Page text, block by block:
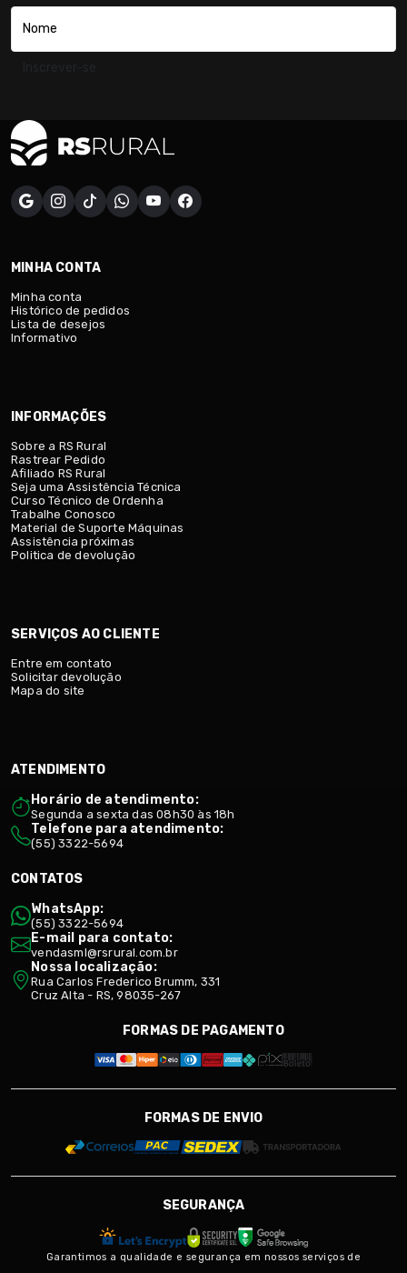
MINHA CONTA
Minha conta
Histórico de pedidos
Lista de desejos
Informativo
INFORMAÇÕES
Sobre a RS Rural
Rastrear Pedido
Afiliado RS Rural
Seja uma Assistência Técnica
Curso Técnico de Ordenha
Trabalhe Conosco
Material de Suporte Máquinas
Assistência próximas
Politica de devolução
SERVIÇOS AO CLIENTE
Entre em contato
Solicitar devolução
Mapa do site
ATENDIMENTO
Horário de atendimento:
Segunda a sexta das 08h30 às 18h
Telefone para atendimento:
(55) 3322-5694
CONTATOS
WhatsApp:
(55) 3322-5694
E-mail para contato:
vendasml@rsrural.com.br
Nossa localização:
Rua Carlos Frederico Brumm, 331
Cruz Alta - RS, 98035-267
FORMAS DE PAGAMENTO
FORMAS DE ENVIO
SEGURANÇA
Garantimos a qualidade e segurança em nossos serviços de